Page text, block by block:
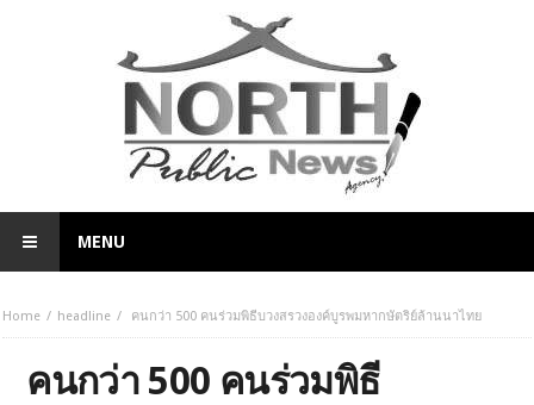
MENU
Home headline คนกว่า 500 คนร่วมพิธีบวงสรวงองค์บูรพมหากษัตริย์ล้านนาไทย
คนกว่า 500 คนร่วมพิธี